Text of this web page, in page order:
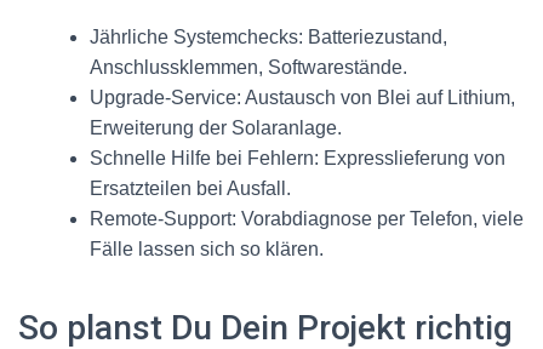
Jährliche Systemchecks: Batteriezustand,
Anschlussklemmen, Softwarestände.
Upgrade-Service: Austausch von Blei auf Lithium,
Erweiterung der Solaranlage.
Schnelle Hilfe bei Fehlern: Expresslieferung von
Ersatzteilen bei Ausfall.
Remote-Support: Vorabdiagnose per Telefon, viele
Fälle lassen sich so klären.
So planst Du Dein Projekt richtig